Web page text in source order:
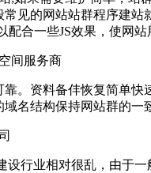
见的网站站群程序建站
配合一些JS效果，使网站
间服务商
靠。资料备仹恢复简单快
名结构保持网站群的一
设行业相对很乱，由于